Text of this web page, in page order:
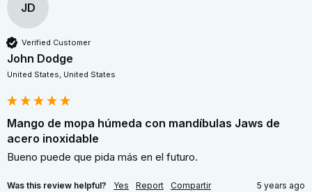
JD
Verified Customer
John Dodge
United States, United States
Mango de mopa húmeda con mandíbulas Jaws de
acero inoxidable
Bueno puede que pida más en el futuro.
Was this review helpful? Yes Report Compartir 5 years ago